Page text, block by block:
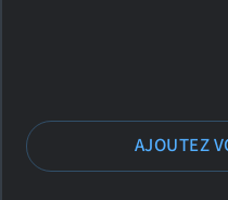
AJOUTEZ